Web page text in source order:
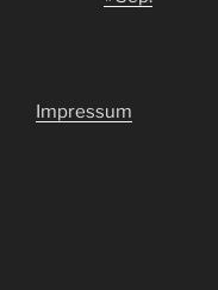
Impressum